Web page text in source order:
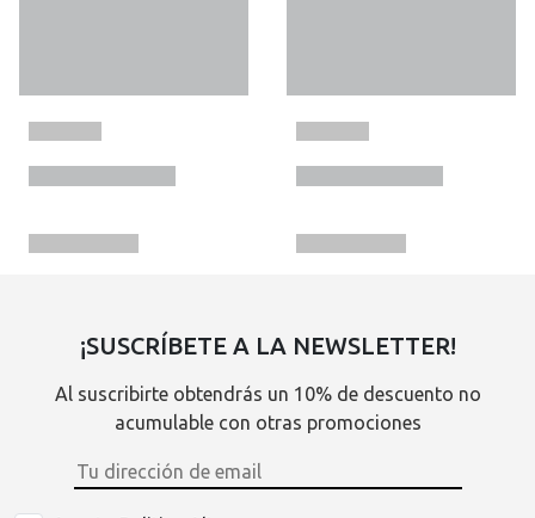
¡SUSCRÍBETE A LA NEWSLETTER!
Al suscribirte obtendrás un 10% de descuento no
acumulable con otras promociones